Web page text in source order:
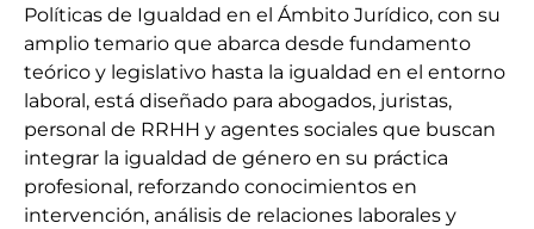
Políticas de Igualdad en el Ámbito Jurídico, con su
amplio temario que abarca desde fundamento
teórico y legislativo hasta la igualdad en el entorno
laboral, está diseñado para abogados, juristas,
personal de RRHH y agentes sociales que buscan
integrar la igualdad de género en su práctica
profesional, reforzando conocimientos en
intervención, análisis de relaciones laborales y